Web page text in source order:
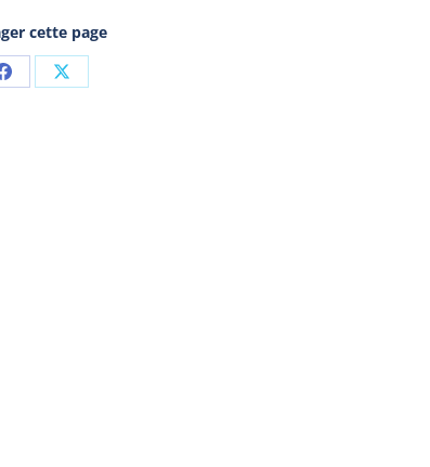
cette page
PartagerPartager